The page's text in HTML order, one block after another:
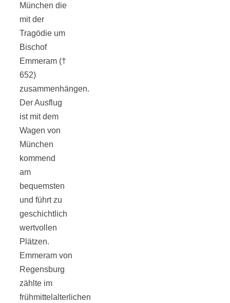
München die
mit der
Tragödie um
Bischof
Emmeram (†
652)
zusammenhängen.
Der Ausflug
ist mit dem
Wagen von
München
kommend
am
bequemsten
und führt zu
geschichtlich
wertvollen
Plätzen.
Emmeram von
Regensburg
zählte im
frühmittelalterlichen